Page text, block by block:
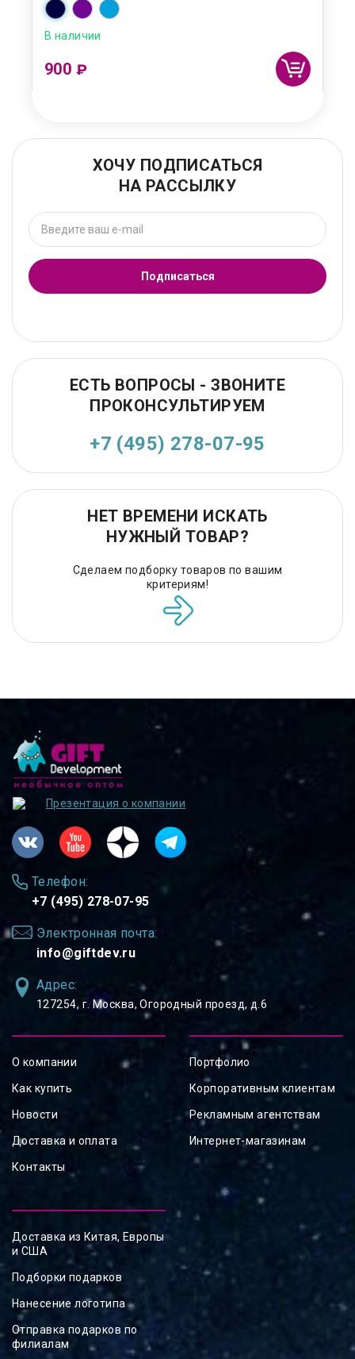
В наличии
900 ₽
ХОЧУ ПОДПИСАТЬСЯ
НА РАССЫЛКУ
Подписаться
ЕСТЬ ВОПРОСЫ - ЗВОНИТЕ
ПРОКОНСУЛЬТИРУЕМ
+7 (495) 278-07-95
НЕТ ВРЕМЕНИ ИСКАТЬ
НУЖНЫЙ ТОВАР?
Сделаем подборку товаров по вашим
критериям!
Презентация о компании
Телефон:
+7 (495) 278-07-95
Электронная почта:
info@giftdev.ru
Адрес:
127254, ⁠г. Москва, Огородный проезд, д.6
О компании
Как купить
Новости
Доставка и оплата
Контакты
Портфолио
Корпоративным клиентам
Рекламным агентствам
Интернет-магазинам
Доставка из Китая, Европы
и США
Подборки подарков
Нанесение логотипа
Отправка подарков по
филиалам